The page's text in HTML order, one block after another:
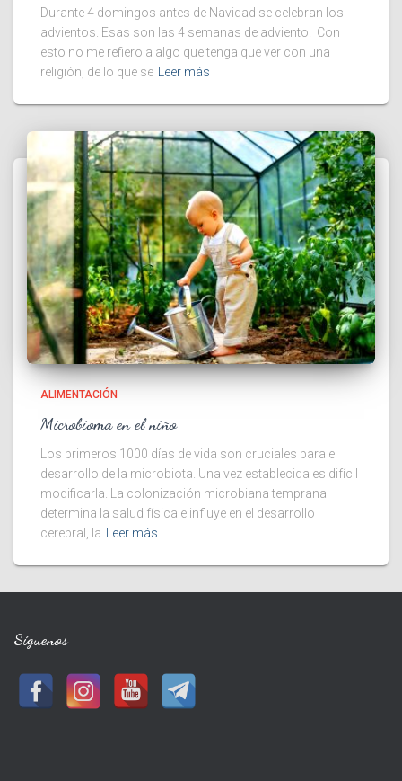
Durante 4 domingos antes de Navidad se celebran los
advientos. Esas son las 4 semanas de adviento. Con
esto no me refiero a algo que tenga que ver con una
religión, de lo que se Leer más
ALIMENTACIÓN
Microbioma en el niño
Los primeros 1000 días de vida son cruciales para el
desarrollo de la microbiota. Una vez establecida es difícil
modificarla. La colonización microbiana temprana
determina la salud física e influye en el desarrollo
cerebral, la
Leer más
Síguenos